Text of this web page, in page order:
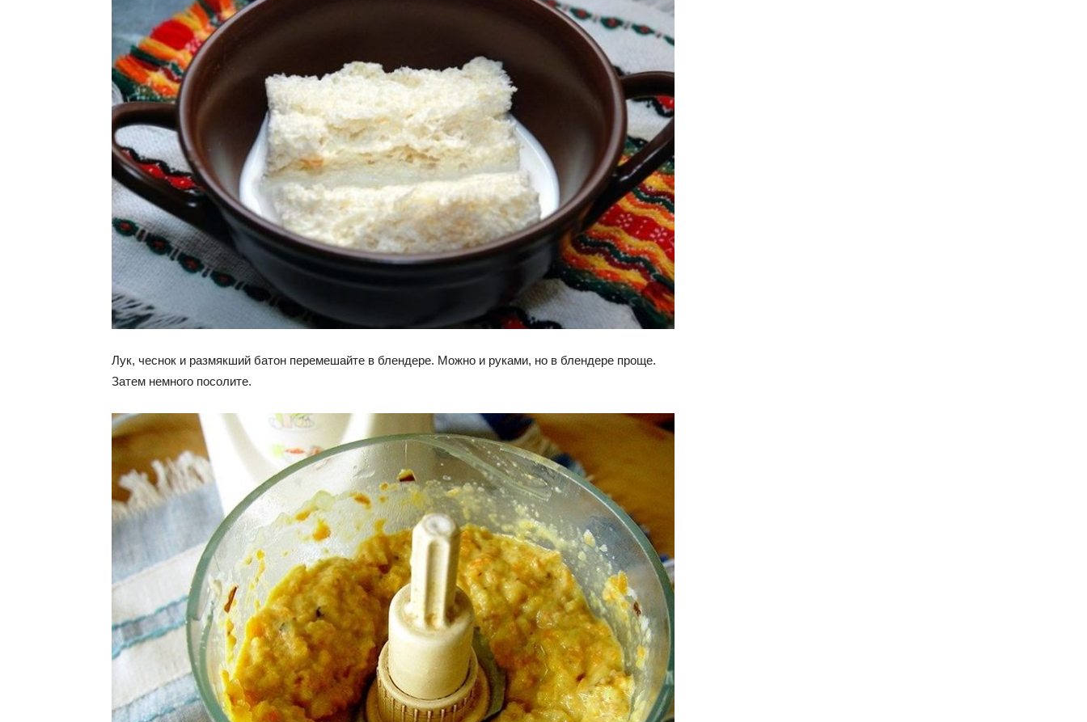
Лук, чеснок и размякший батон перемешайте в блендере. Можно и руками, но в блендере проще.
Затем немного посолите.